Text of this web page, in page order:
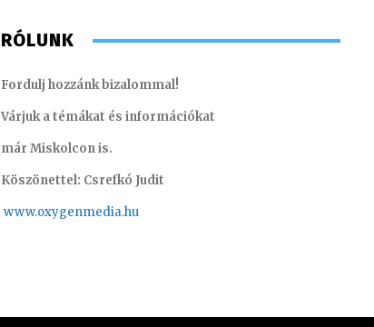
RÓLUNK
Fordulj hozzánk bizalommal!
Várjuk a témákat és információkat
már Miskolcon is.
Köszönettel: Csrefkó Judit
www.oxygenmedia.hu